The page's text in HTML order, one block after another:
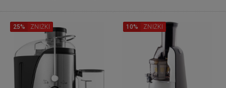
25% ZNIŻKI 10% ZNIŻKI